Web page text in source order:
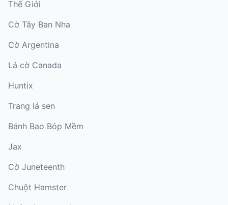
Thế Giới
Cờ Tây Ban Nha
Cờ Argentina
Lá cờ Canada
Huntix
Trang lá sen
Bánh Bao Bóp Mềm
Jax
Cờ Juneteenth
Chuột Hamster